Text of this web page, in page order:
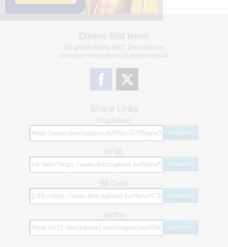
Dieses Bild teilen
Dir gefällt dieses Bild? Dann teile es
mit deinen Freunden und deiner Familie.
Share Links
Empfohlen
kopieren
HTML
kopieren
BB Code
kopieren
Hotlink
kopieren